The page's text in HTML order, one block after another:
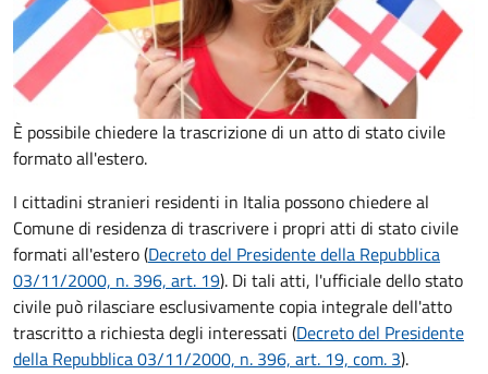
È possibile chiedere la trascrizione di un atto di stato civile
formato all'estero.
I cittadini stranieri residenti in Italia possono chiedere al
Comune di residenza di trascrivere i propri atti di stato civile
formati all'estero (Decreto del Presidente della Repubblica
03/11/2000, n. 396, art. 19). Di tali atti, l'ufficiale dello stato
civile può rilasciare esclusivamente copia integrale dell'atto
trascritto a richiesta degli interessati (Decreto del Presidente
della Repubblica 03/11/2000, n. 396, art. 19, com. 3).